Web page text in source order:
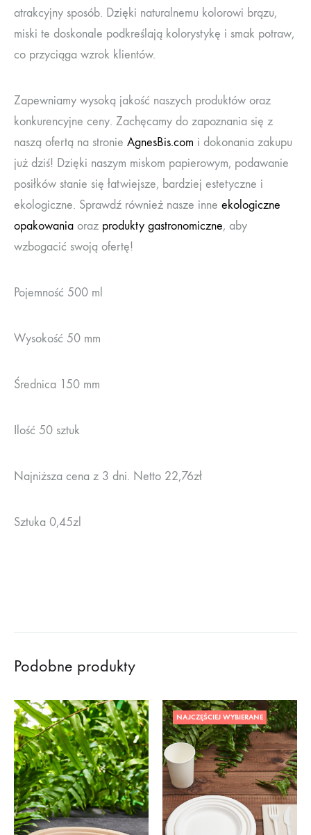
atrakcyjny sposób. Dzięki naturalnemu kolorowi brązu,
miski te doskonale podkreślają kolorystykę i smak potraw,
co przyciąga wzrok klientów.
Zapewniamy wysoką jakość naszych produktów oraz
konkurencyjne ceny. Zachęcamy do zapoznania się z
naszą ofertą na stronie AgnesBis.com i dokonania zakupu
już dziś! Dzięki naszym miskom papierowym, podawanie
posiłków stanie się łatwiejsze, bardziej estetyczne i
ekologiczne. Sprawdź również nasze inne ekologiczne
opakowania oraz produkty gastronomiczne, aby
wzbogacić swoją ofertę!
Pojemność 500 ml
Wysokość 50 mm
Średnica 150 mm
Ilość 50 sztuk
Najniższa cena z 3 dni. Netto 22,76zł
Sztuka 0,45zl
Podobne produkty
NAJCZĘŚCIEJ WYBIERANE